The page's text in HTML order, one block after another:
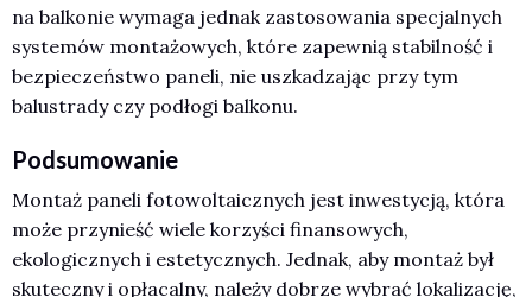
na balkonie wymaga jednak zastosowania specjalnych
systemów montażowych, które zapewnią stabilność i
bezpieczeństwo paneli, nie uszkadzając przy tym
balustrady czy podłogi balkonu.
Podsumowanie
Montaż paneli fotowoltaicznych jest inwestycją, która
może przynieść wiele korzyści finansowych,
ekologicznych i estetycznych. Jednak, aby montaż był
skuteczny i opłacalny, należy dobrze wybrać lokalizację,